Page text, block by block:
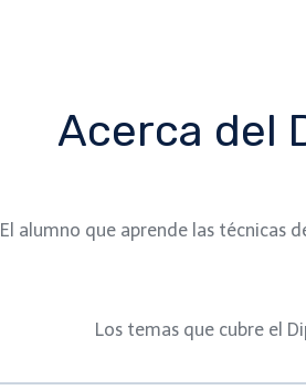
Acerca del
El alumno que aprende las técnicas
Los temas que cubre el